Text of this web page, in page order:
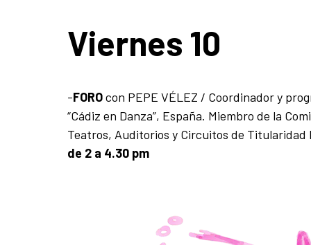
Viernes 10
-FOROcon PEPE VÉLEZ / Coordinador y
“Cádiz en Danza”, España. Miembro de la
Teatros, Auditorios y Circuitos de
de 2 a 4.30 pm